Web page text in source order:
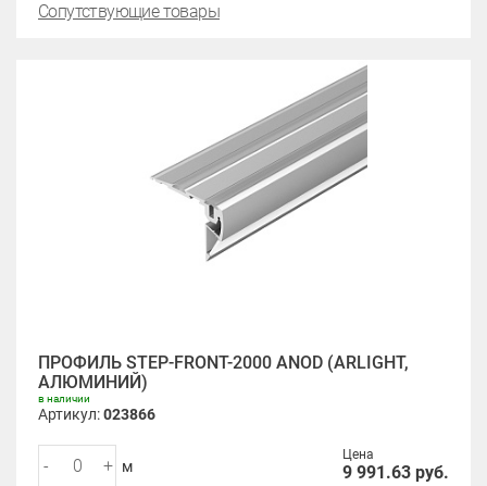
Сопутствующие товары
ПРОФИЛЬ STEP-FRONT-2000 ANOD (ARLIGHT,
АЛЮМИНИЙ)
в наличии
Артикул:023866
Цена
9 991.63 руб.
- + м